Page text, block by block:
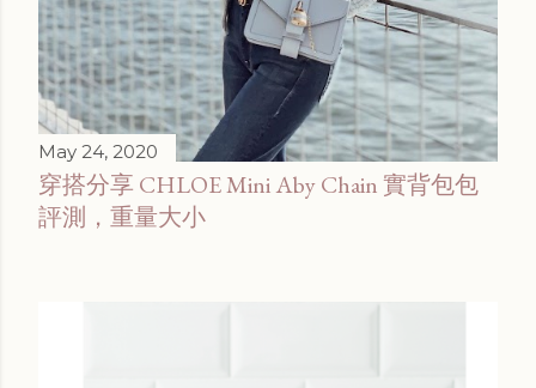
May 24, 2020
穿搭分享 CHLOE Mini Aby Chain 實背包包
評測，重量大小